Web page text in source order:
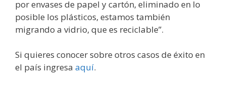
por envases de papel y cartón, eliminado en lo
posible los plásticos, estamos también
migrando a vidrio, que es reciclable”.
Si quieres conocer sobre otros casos de éxito en
el país ingresa aquí.